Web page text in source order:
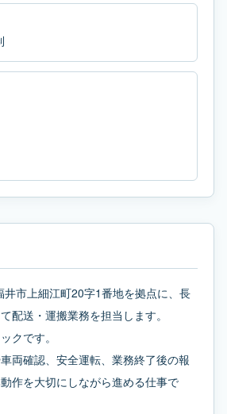
市上細江町20字1番地を拠点に、長
配送・運搬業務を担当します。
クです。
両確認、安全運転、業務終了後の報
作を大切にしながら進める仕事で